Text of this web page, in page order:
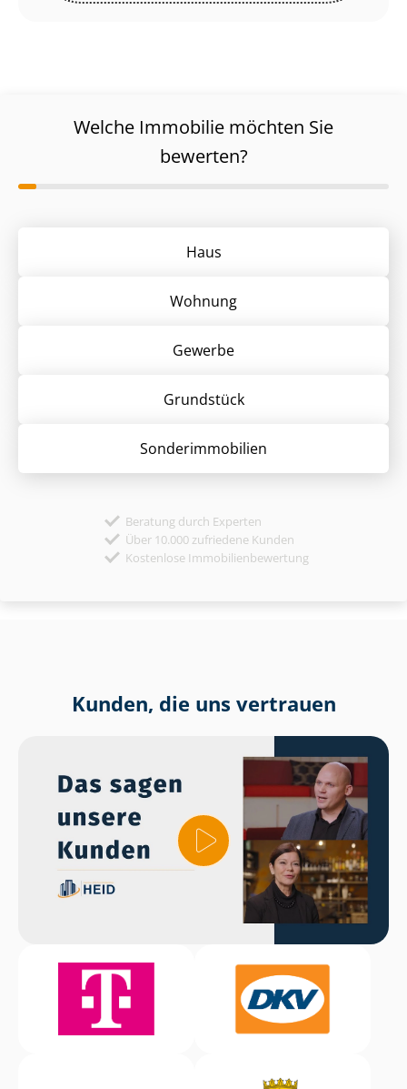
Welche Immobilie möchten Sie
bewerten?
Haus
Wohnung
Gewerbe
Grund­stück
Sonder­immobilien
Beratung durch Experten
Über 10.000 zufriedene Kunden
Kostenlose Immobilienbewertung
Kunden, die uns vertrauen